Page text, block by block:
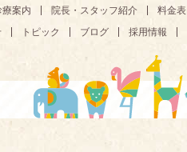
療案内 院長・スタッフ紹介
料金表
トピック ブログ 採用情報